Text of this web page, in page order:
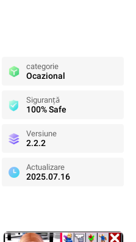
categorie
Ocazional
Siguranță
100% Safe
Versiune
2.2.2
Actualizare
2025.07.16